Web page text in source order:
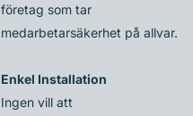
företag som tar
medarbetarsäkerhet på allvar.
Enkel Installation
Ingen vill att